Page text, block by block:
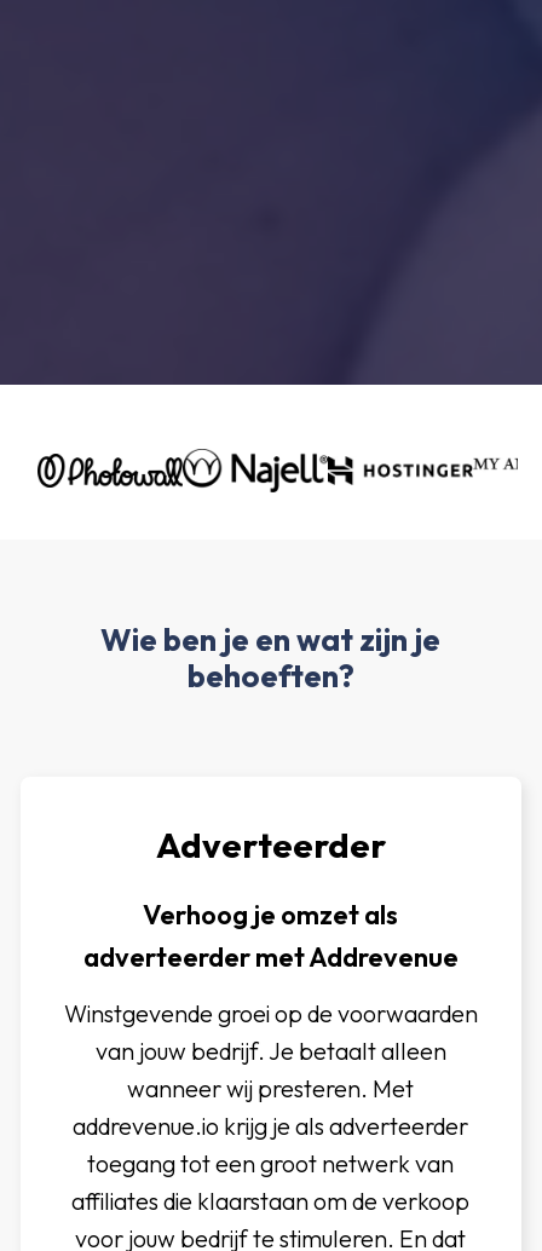
Wie ben je en wat zijn je
behoeften?
Adverteerder
Verhoog je omzet als
adverteerder met Addrevenue
Winstgevende groei op de voorwaarden
van jouw bedrijf. Je betaalt alleen
wanneer wij presteren. Met
addrevenue.io krijg je als adverteerder
toegang tot een groot netwerk van
affiliates die klaarstaan om de verkoop
voor jouw bedrijf te stimuleren. En dat